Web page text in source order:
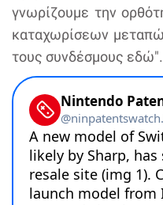
γνωρίζουμε την
καταχωρίσεων
τους συνδέσμους εδώ".